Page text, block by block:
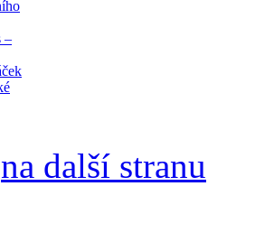
na další stranu